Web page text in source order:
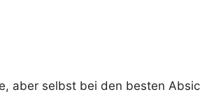
aber selbst bei den besten